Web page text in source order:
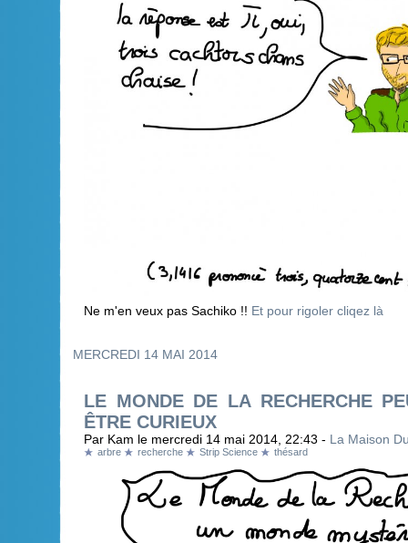
Ne m'en veux pas Sachiko !! Et pour rigoler cliqez là
MERCREDI 14 MAI 2014
LE MONDE DE LA RECHERCHE
ÊTRE CURIEUX
Par Kam le mercredi 14 mai 2014, 22:43 - La Maison
arbre recherche Strip Science thésard